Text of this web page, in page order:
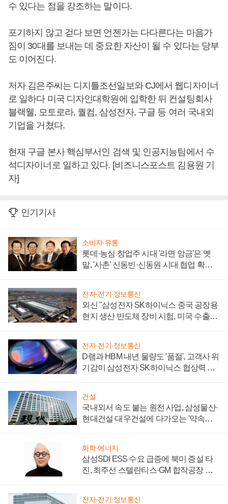
수 있다는 점을 강조하는 말이다.
포기하지 않고 걷다 보면 언젠가는 다다른다는 마음가
짐이 30대를 보내는 데 중요한 자산이 될 수 있다는 당부
도 이어진다.
저자 김은주씨는 디지틀조선일보와 CJ에서 웹디자이너
로 일하다 미국 디자인대학원에 입학한 뒤 컨설팅회사
블랙웰, 모토로라, 퀄컴, 삼성전자, 구글 등 여러 국내외
기업을 거쳤다.
현재 구글 본사 핵심부서인 검색 및 인공지능팀에서 수
석디자이너로 일하고 있다. [비즈니스포스트 김용원 기
자]
인기기사
소비자·유통
롯데·농심 창업주 시대 '라면 앙금'은 옛
말, '사촌' 신동빈·신동원 시대 협업 확대
전자·전기·정보통신
외신 "삼성전자 SK하이닉스 중국 공장용
현지 생산 반도체 장비 시험, 미국 수출통
전자·전기·정보통신
D램과 HBM 내년 물량도 '품절', 고객사 위
기감이 삼성전자 SK하이닉스 협상력 더
건설
국내외서 속도 붙는 원전 사업, 삼성물산·
현대건설·대우건설에 다가오는 '약속의
화학·에너지
삼성SDI ESS 수요 급증에 북미 증설 타
진, 최주선 스텔란티스·GM 합작공장 건
전자·전기·정보통신